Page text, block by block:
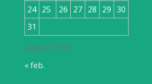
august 2026
24 25 26 27 28 29 30
31
« feb.